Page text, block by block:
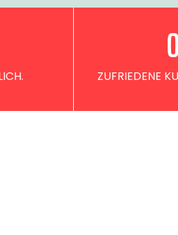
ZUFRIEDENE
0